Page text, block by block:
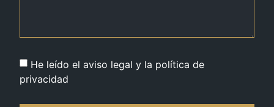
He leído el aviso legal y la política de
privacidad